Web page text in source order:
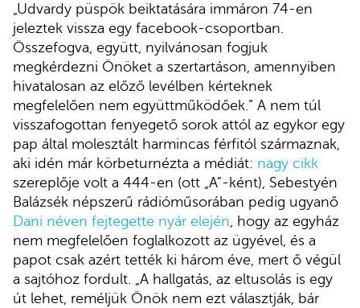
„Udvardy püspök beiktatására immáron 74-en
jeleztek vissza egy facebook-csoportban.
Összefogva, együtt, nyilvánosan fogjuk
megkérdezni Önöket a szertartáson, amennyiben
hivatalosan az előző levélben kérteknek
megfelelően nem együttműködőek.” A nem túl
visszafogottan fenyegető sorok attól az egykor egy
pap által molesztált harmincas férfitól származnak,
aki idén már körbeturnézta a médiát: nagy cikk
szereplője volt a 444-en (ott „A”-ként), Sebestyén
Balázsék népszerű rádióműsorában pedig ugyanő
Dani néven fejtegette nyár elején, hogy az egyház
nem megfelelően foglalkozott az ügyével, és a
papot csak azért tették ki három éve, mert ő végül
a sajtóhoz fordult. „A hallgatás, az eltusolás is egy
út lehet, reméljük Önök nem ezt választják, bár